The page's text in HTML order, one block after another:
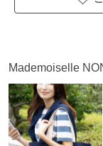
Mademoiselle